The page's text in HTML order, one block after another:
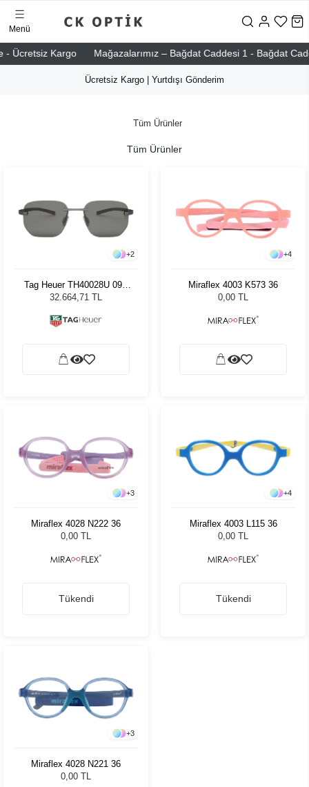
Ücretsiz Kargo Mağazalarımız – Bağdat Caddesi 1 - Bağdat
Menü
Ücretsiz Kargo | Yurtdışı Gönderim
Tüm Ürünler
Tüm Ürünler
+2
Tag Heuer TH40028U 09A
55 Erkek Güneş Gözlüğü
32.664,71 TL
+4
Miraflex 4003 K573 36
0,00 TL
+3
Miraflex 4028 N222 36
0,00 TL
Tükendi
+4
Miraflex 4003 L115 36
0,00 TL
Tükendi
+3
Miraflex 4028 N221 36
0,00 TL